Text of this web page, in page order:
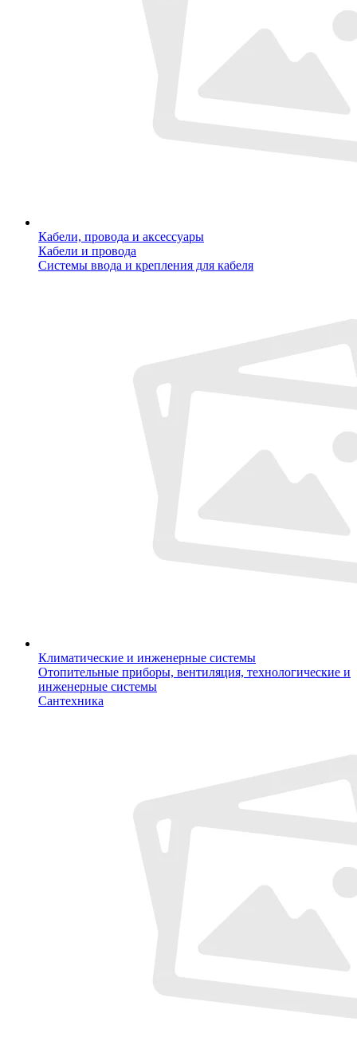
Кабели, провода и аксессуары
Кабели и провода
Системы ввода и крепления для кабеля
Климатические и инженерные системы
Отопительные приборы, вентиляция, технологические и
инженерные системы
Сантехника